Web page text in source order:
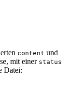
content und
mit einer status
Datei: